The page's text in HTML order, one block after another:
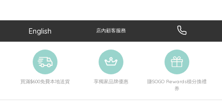
English 店內顧客服務
買滿$600免費本地送貨 享獨家品牌優惠
賺SOGO Rewards積分換禮
券